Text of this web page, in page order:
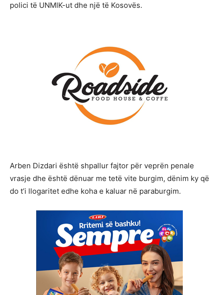
polici të UNMIK-ut dhe një të Kosovës.
Arben Dizdari është shpallur fajtor për veprën penale
vrasje dhe është dënuar me tetë vite burgim, dënim ky që
do t’i llogaritet edhe koha e kaluar në paraburgim.